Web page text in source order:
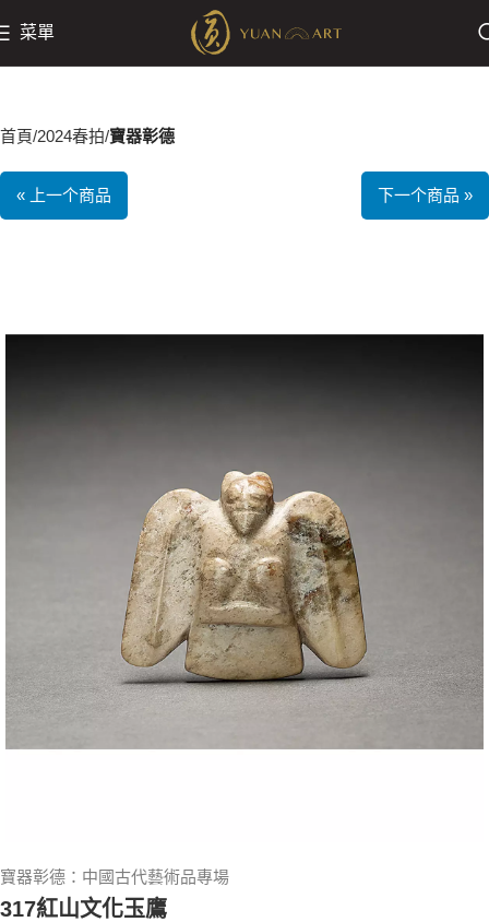
菜單
首頁 2024春拍 寶器彰德
« 上一个商品 下一个商品 »
寶器彰德：中國古代藝術品專場
317紅山文化玉鷹